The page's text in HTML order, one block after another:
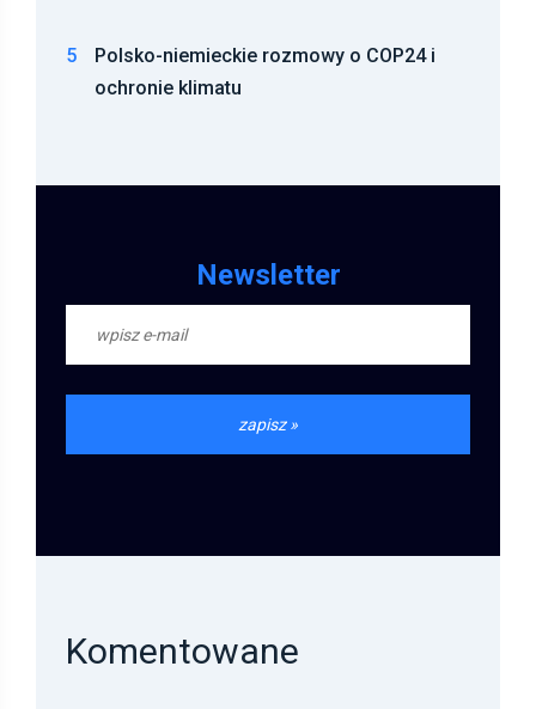
5
Polsko-niemieckie rozmowy o COP24 i
ochronie klimatu
Newsletter
Komentowane